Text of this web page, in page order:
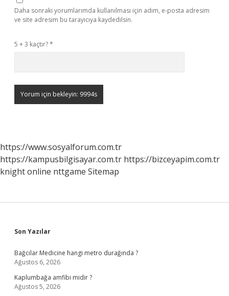
Daha sonraki yorumlarımda kullanılması için adım, e-posta adresim
ve site adresim bu tarayıcıya kaydedilsin.
5 + 3 kaçtır?*
https://www.sosyalforum.com.tr
https://kampusbilgisayar.com.tr https://bizceyapim.com.tr
knight online nttgame Sitemap
Sidebar
Son Yazılar
Bağcılar Medicine hangi metro durağında ?
Ağustos 6, 2026
Kaplumbağa amfibi midir ?
Ağustos 5, 2026